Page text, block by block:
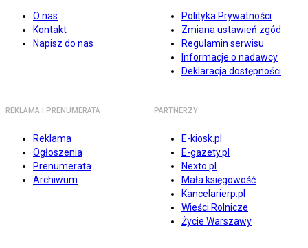
O nas
Kontakt
Napisz do nas
Polityka Prywatności
Zmiana ustawień zgód
Regulamin serwisu
Informacje o nadawcy
Deklaracja dostępności
REKLAMA I PRENUMERATA
Reklama
Ogłoszenia
Prenumerata
Archiwum
PARTNERZY
E-kiosk.pl
E-gazety.pl
Nexto.pl
Mała księgowość
Kancelarierp.pl
Wieści Rolnicze
Życie Warszawy